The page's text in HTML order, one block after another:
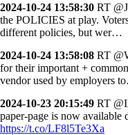
2024-10-24 13:58:30 RT
the POLICIES at play.
different policies, but wer…
2024-10-24 13:58:08 RT
for their important +
vendor used by employers
2024-10-23 20:15:49 RT
paper-page is now
https://t.co/LF8l5Te3Xa